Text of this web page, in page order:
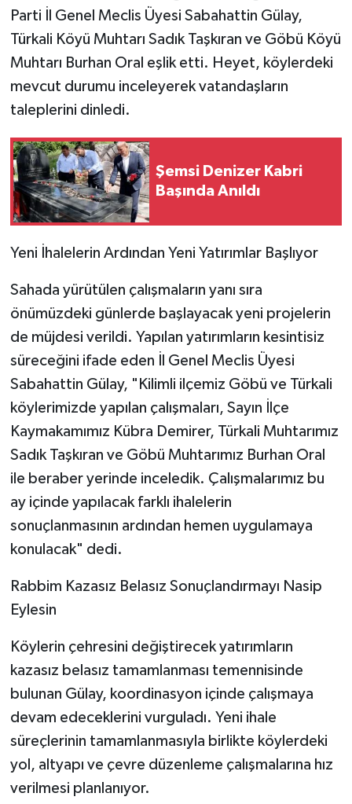
Parti İl Genel Meclis Üyesi Sabahattin Gülay,
Türkali Köyü Muhtarı Sadık Taşkıran ve Göbü Köyü
Muhtarı Burhan Oral eşlik etti. Heyet, köylerdeki
mevcut durumu inceleyerek vatandaşların
taleplerini dinledi.
Şemsi Denizer Kabri
Başında Anıldı
​Yeni İhalelerin Ardından Yeni Yatırımlar Başlıyor
​Sahada yürütülen çalışmaların yanı sıra
önümüzdeki günlerde başlayacak yeni projelerin
de müjdesi verildi. Yapılan yatırımların kesintisiz
süreceğini ifade eden İl Genel Meclis Üyesi
Sabahattin Gülay, "Kilimli ilçemiz Göbü ve Türkali
köylerimizde yapılan çalışmaları, Sayın İlçe
Kaymakamımız Kübra Demirer, Türkali Muhtarımız
Sadık Taşkıran ve Göbü Muhtarımız Burhan Oral
ile beraber yerinde inceledik. Çalışmalarımız bu
ay içinde yapılacak farklı ihalelerin
sonuçlanmasının ardından hemen uygulamaya
konulacak" dedi.
​Rabbim Kazasız Belasız Sonuçlandırmayı Nasip
Eylesin
​Köylerin çehresini değiştirecek yatırımların
kazasız belasız tamamlanması temennisinde
bulunan Gülay, koordinasyon içinde çalışmaya
devam edeceklerini vurguladı. Yeni ihale
süreçlerinin tamamlanmasıyla birlikte köylerdeki
yol, altyapı ve çevre düzenleme çalışmalarına hız
verilmesi planlanıyor.